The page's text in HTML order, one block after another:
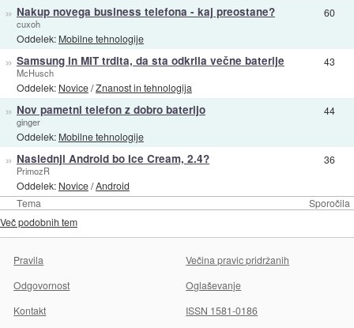
Tema Sporočila
» Nakup novega business telefona - kaj preostane?
cuxoh
Oddelek: Mobilne tehnologije
60
» Samsung in MIT trdita, da sta odkrila večne baterije
McHusch
Oddelek: Novice/Znanost in tehnologija
43
» Nov pametni telefon z dobro baterijo
ginger
Oddelek: Mobilne tehnologije
44
» Naslednji Android bo Ice Cream, 2.4?
PrimozR
Oddelek: Novice/Android
36
Več podobnih tem
Pravila
Večina pravic pridržanih
Odgovornost
Oglaševanje
Kontakt
ISSN 1581-0186